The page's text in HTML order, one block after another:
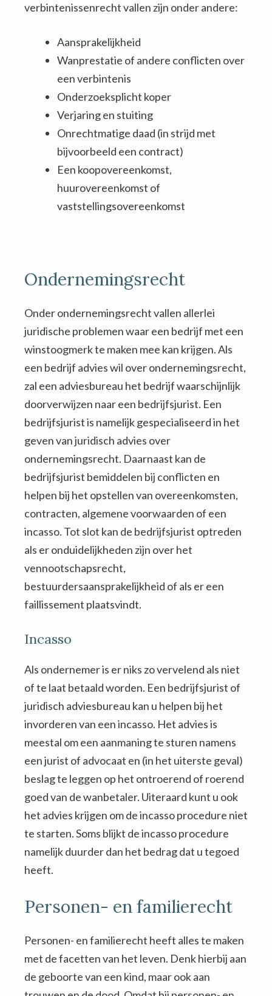
verbintenissenrecht vallen zijn onder andere:
Aansprakelijkheid
Wanprestatie of andere conflicten over
een verbintenis
Onderzoeksplicht koper
Verjaring en stuiting
Onrechtmatige daad (in strijd met
bijvoorbeeld een contract)
Een koopovereenkomst,
huurovereenkomst of
vaststellingsovereenkomst
Ondernemingsrecht
Onder ondernemingsrecht vallen allerlei
juridische problemen waar een bedrijf met een
winstoogmerk te maken mee kan krijgen. Als
een bedrijf advies wil over ondernemingsrecht,
zal een adviesbureau het bedrijf waarschijnlijk
doorverwijzen naar een bedrijfsjurist. Een
bedrijfsjurist is namelijk gespecialiseerd in het
geven van juridisch advies over
ondernemingsrecht. Daarnaast kan de
bedrijfsjurist bemiddelen bij conflicten en
helpen bij het opstellen van overeenkomsten,
contracten, algemene voorwaarden of een
incasso. Tot slot kan de bedrijfsjurist optreden
als er onduidelijkheden zijn over het
vennootschapsrecht,
bestuurdersaansprakelijkheid of als er een
faillissement plaatsvindt.
Incasso
Als ondernemer is er niks zo vervelend als niet
of te laat betaald worden. Een bedrijfsjurist of
juridisch adviesbureau kan u helpen bij het
invorderen van een incasso. Het advies is
meestal om een aanmaning te sturen namens
een jurist of advocaat en (in het uiterste geval)
beslag te leggen op het ontroerend of roerend
goed van de wanbetaler. Uiteraard kunt u ook
het advies krijgen om de incasso procedure niet
te starten. Soms blijkt de incasso procedure
namelijk duurder dan het bedrag dat u tegoed
heeft.
Personen- en familierecht
Personen- en familierecht heeft alles te maken
met de facetten van het leven. Denk hierbij aan
de geboorte van een kind, maar ook aan